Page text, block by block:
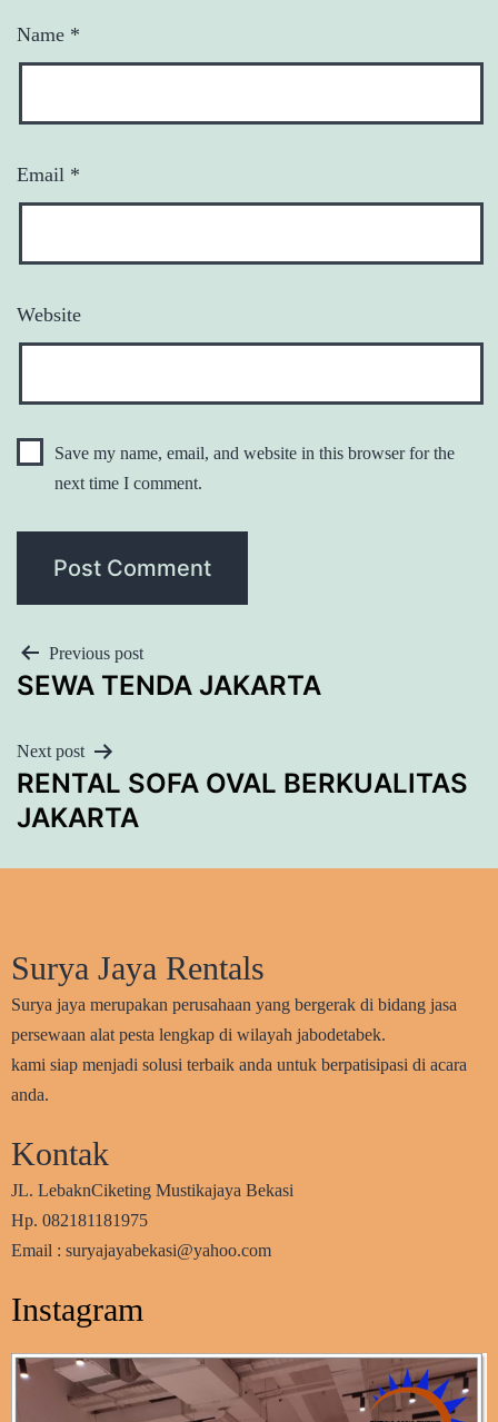
Name *
Email *
Website
Save my name, email, and website in this browser for the
next time I comment.
POST
Previous post
SEWA TENDA JAKARTA
Next post
RENTAL SOFA OVAL BERKUALITAS
JAKARTA
Surya Jaya Rentals
Surya jaya merupakan perusahaan yang bergerak di bidang jasa
persewaan alat pesta lengkap di wilayah jabodetabek.
kami siap menjadi solusi terbaik anda untuk berpatisipasi di acara
anda.
Kontak
JL. LebaknCiketing Mustikajaya Bekasi
Hp. 082181181975
Email : suryajayabekasi@yahoo.com
Instagram